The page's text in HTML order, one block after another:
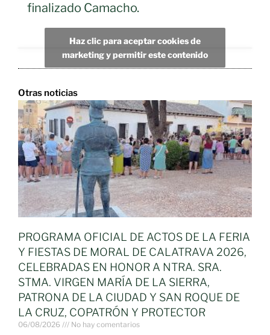
finalizado Camacho.
Haz clic para aceptar cookies de
marketing y permitir este contenido
Otras noticias
PROGRAMA OFICIAL DE ACTOS DE LA FERIA
Y FIESTAS DE MORAL DE CALATRAVA 2026,
CELEBRADAS EN HONOR A NTRA. SRA.
STMA. VIRGEN MARÍA DE LA SIERRA,
PATRONA DE LA CIUDAD Y SAN ROQUE DE
LA CRUZ, COPATRÓN Y PROTECTOR
06/08/2026 No hay comentarios